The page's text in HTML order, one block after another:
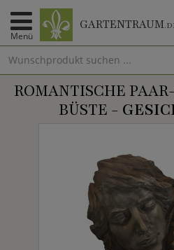
Menü
GARTENTRAUM
ROMANTISCHE
BÜSTE -